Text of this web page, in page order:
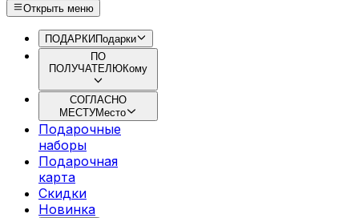
Открыть меню
ПОДАРКИ Подарки
ПО
ПОЛУЧАТЕЛЮКому
СОГЛАСНО
МЕСТУМесто
Подарочные
наборы
Подарочная
картa
Скидки
Новинка